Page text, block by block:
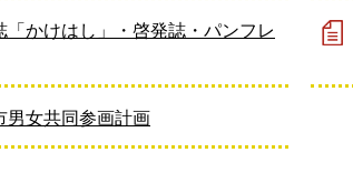
「かけはし」・啓発誌・パンフレ
男女共同参画計画